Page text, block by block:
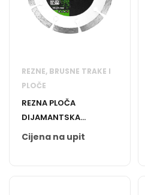
REZNE, BRUSNE TRAKE I
PLOČE
REZNA PLOČA
DIJAMANTSKA
SEGMENTNA 125MM
Cijena na upit